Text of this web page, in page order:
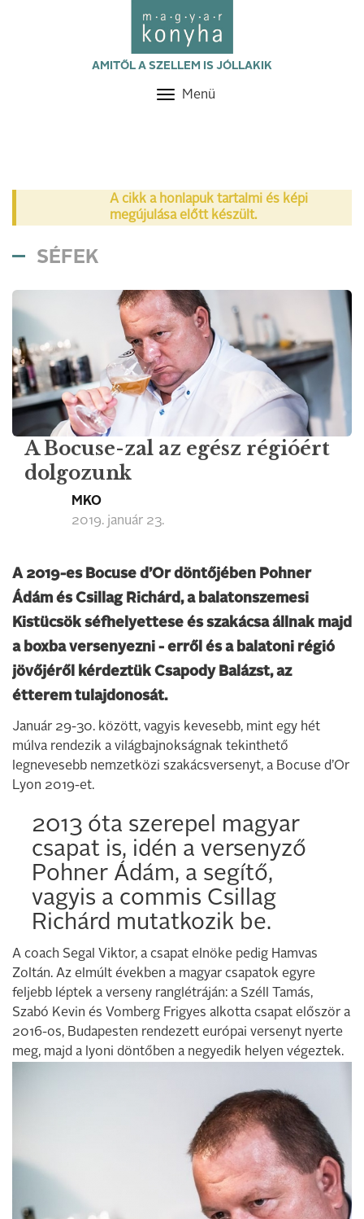
AMITŐL A SZELLEM IS JÓLLAKIK
Toggle
Menü
A cikk a honlapuk tartalmi és képi
megújulása előtt készült.
SÉFEK
A Bocuse-zal az egész régióért
dolgozunk
MKO
2019. január 23.
A 2019-es Bocuse d’Or döntőjében Pohner
Ádám és Csillag Richárd, a balatonszemesi
Kistücsök séfhelyettese és szakácsa állnak majd
a boxba versenyezni - erről és a balatoni régió
jövőjéről kérdeztük Csapody Balázst, az
étterem tulajdonosát.
Január 29-30. között, vagyis kevesebb, mint egy hét
múlva rendezik a világbajnokságnak tekinthető
legnevesebb nemzetközi szakácsversenyt, a Bocuse d’Or
Lyon 2019-et.
2013 óta szerepel magyar
csapat is, idén a versenyző
Pohner Ádám, a segítő,
vagyis a commis Csillag
Richárd mutatkozik be.
A coach Segal Viktor, a csapat elnöke pedig Hamvas
Zoltán. Az elmúlt években a magyar csapatok egyre
feljebb léptek a verseny ranglétráján: a Széll Tamás,
Szabó Kevin és Vomberg Frigyes alkotta csapat először a
2016-os, Budapesten rendezett európai versenyt nyerte
meg, majd a lyoni döntőben a negyedik helyen végeztek.